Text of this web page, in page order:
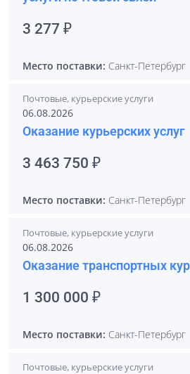
3 277 ₽
Место поставки: Санкт-Петербург
Почтовые, курьерские услуги
06.08.2026
Оказание курьерских услуг
3 463 750 ₽
Место поставки: Санкт-Петербург
Почтовые, курьерские услуги
06.08.2026
Оказание транспортных
1 300 000 ₽
Место поставки: Санкт-Петербург
Почтовые, курьерские услуги